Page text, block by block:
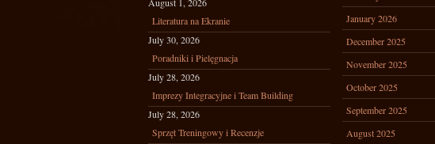
Literatura na Ekranie
July 30, 2026
Poradniki i Pielęgnacja
July 28, 2026
Imprezy Integracyjne i Team Building
July 28, 2026
Sprzęt Treningowy i Recenzje
January 2026
December 2025
November 2025
October 2025
September 2025
August 2025